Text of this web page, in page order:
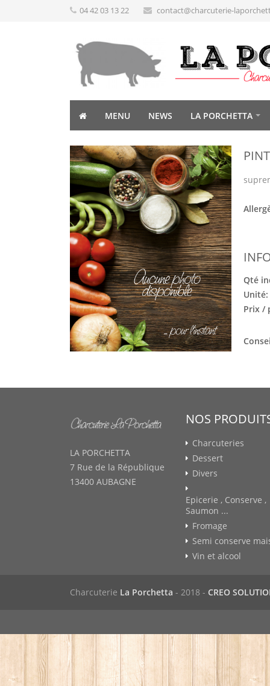
04 42 03 13 22 contact@charcuterie-
MENU NEWS LA PORCHETTA
Qté
Unité:
Prix /
LA PORCHETTA
7 Rue de la République
13400 AUBAGNE
NOS
Charcuteries
Dessert
Divers
Epicerie , Conserve ,
Saumon ...
Fromage
Semi conserve
Vin et alcool
Charcuterie La Porchetta - 2018 - CREO